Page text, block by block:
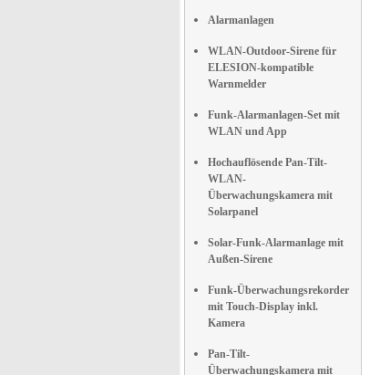
Alarmanlagen
WLAN-Outdoor-Sirene für
ELESION-kompatible
Warnmelder
Funk-Alarmanlagen-Set mit
WLAN und App
Hochauflösende Pan-Tilt-
WLAN-
Überwachungskamera mit
Solarpanel
Solar-Funk-Alarmanlage mit
Außen-Sirene
Funk-Überwachungsrekorder
mit Touch-Display inkl.
Kamera
Pan-Tilt-
Überwachungskamera mit